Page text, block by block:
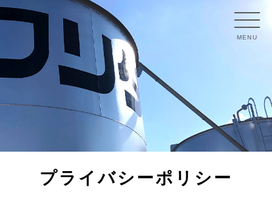
MENU
プライバシーポリシー